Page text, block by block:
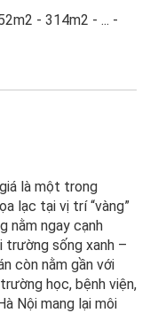
- 314m2 - ... -
là một trong
lạc tại vị trí “vàng”
nằm ngay cạnh
trường sống xanh –
còn nằm gần với
học, bệnh viện,
Nội mang lại môi